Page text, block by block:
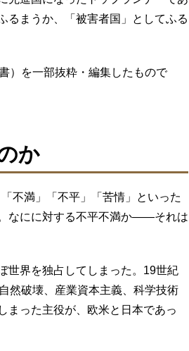
るまうか、「被害者国」としてふる
）を一部抜粋・編集したもので
か
不満」「不平」「苦情」といった
なにに対する不平不満か――それは
世界を独占してしまった。19世紀
然破壊、産業資本主義、科学技術
まった主役が、欧米と日本であっ